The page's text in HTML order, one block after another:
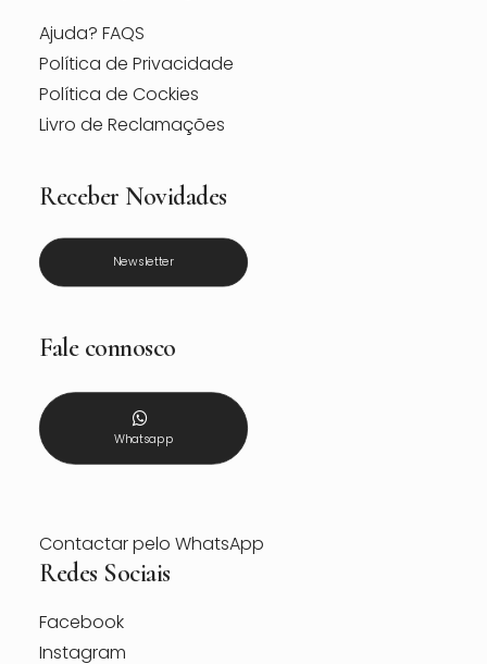
Ajuda? FAQS
Política de Privacidade
Política de Cockies
Livro de Reclamações
Receber Novidades
Newsletter
Fale connosco
Whatsapp
Contactar pelo WhatsApp
Redes Sociais
Facebook
Instagram